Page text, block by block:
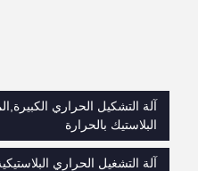
آلة التشكيل الحراري
البلاستيك بالحرارة